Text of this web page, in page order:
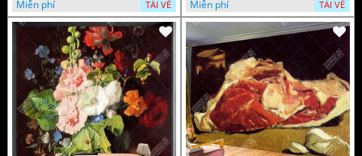
Miễn phí
TẢI VỀ
Miễn phí
TẢI VỀ